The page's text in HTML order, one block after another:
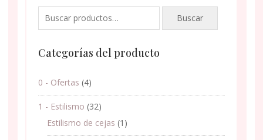
Buscar
Categorías del producto
0 - Ofertas (4)
1 - Estilismo (32)
Estilismo de cejas (1)